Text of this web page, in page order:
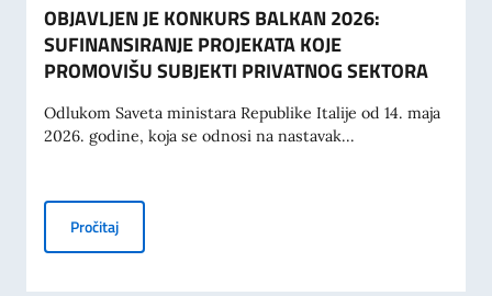
OBJAVLJEN JE KONKURS BALKAN 2026:
SUFINANSIRANJE PROJEKATA KOJE
PROMOVIŠU SUBJEKTI PRIVATNOG SEKTORA
Odlukom Saveta ministara Republike Italije od 14. maja
2026. godine, koja se odnosi na nastavak...
PročitajOBJAVLJEN JE KONKURS BALKAN 2026: